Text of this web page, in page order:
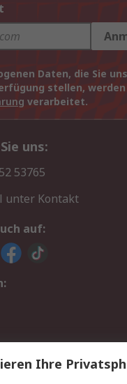
Daten, die Sie
stellen,
verarbeitet.
uns:
53765
unter Kontakt
auf:
Ihre